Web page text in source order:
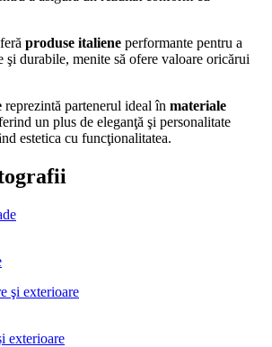
produse italiene performante pentru a
şi durabile, menite să ofere valoare oricărui
reprezintă partenerul ideal în materiale
un plus de eleganţă şi personalitate
estetica cu funcţionalitatea.
exterioare